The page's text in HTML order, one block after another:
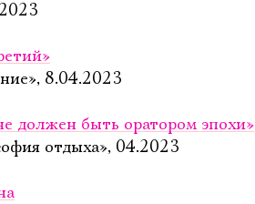
8.04.2023
должен быть оратором эпохи»
отдыха», 04.2023